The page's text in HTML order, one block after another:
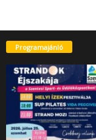
Programajánló